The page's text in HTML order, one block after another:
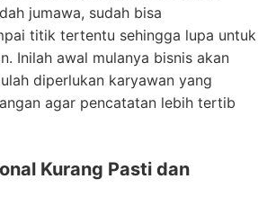
jumawa, sudah bisa
titik tertentu sehingga lupa untuk
Inilah awal mulanya bisnis akan
diperlukan karyawan yang
agar pencatatan lebih tertib
Kurang Pasti dan